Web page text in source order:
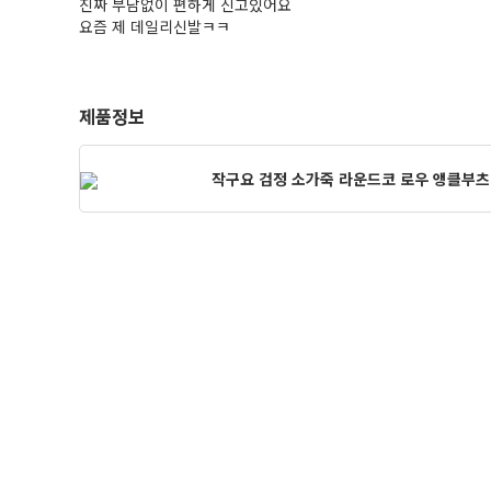
진짜 부담없이 편하게 신고있어요
요즘 제 데일리신발ㅋㅋ
제품정보
작구요 검정 소가죽 라운드코 로우 앵클부